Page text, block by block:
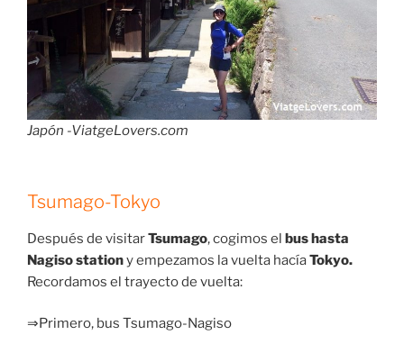
Japón -ViatgeLovers.com
Tsumago-Tokyo
Después de visitarTsumago, cogimos el bus hasta
Nagiso stationy empezamos la vuelta hacíaTokyo.
Recordamos el trayecto de vuelta:
⇒Primero, bus Tsumago-Nagiso